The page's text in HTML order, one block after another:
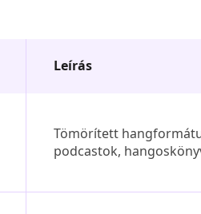
Leírás
Tömörített
podcastok,